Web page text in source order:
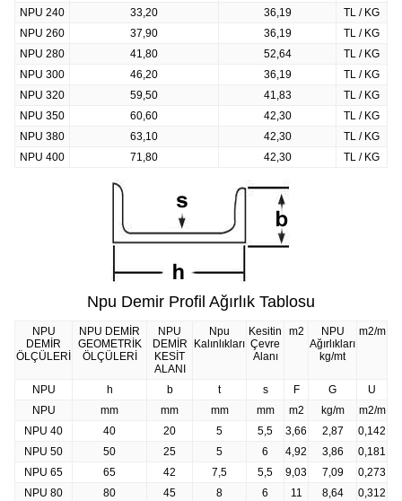
NPU 240
33,20 36,19
TL / KG
NPU 260
37,90 36,19
TL / KG
NPU 280
41,80 52,64
TL / KG
NPU 300
46,20 36,19
TL / KG
NPU 320
59,50 41,83
TL / KG
NPU 350
60,60 42,30
TL / KG
NPU 380
63,10 42,30
TL / KG
NPU 400
71,80 42,30 TL / KG
Npu Demir Profil Ağırlık Tablosu
NPU
DEMİR
ÖLÇÜLERİ
NPU DEMİR
GEOMETRİK
ÖLÇÜLERİ
NPU
DEMİR
KESİT
ALANI
Npu
Kalınlıkları
Kesitin
Çevre
Alanı
m2
NPU
Ağırlıkları
kg/mt
m2/m
NPU h b t s F G
U
NPU
mm mm mm mm m2 kg/m
m2/m
NPU 40
40 20 5 5,5 3,66 2,87
0,142
NPU 50
50 25 5 6 4,92 3,86
0,181
NPU 65
65 42 7,5 5,5 9,03 7,09
0,273
NPU 80
80 45 8 6 11 8,64
0,312